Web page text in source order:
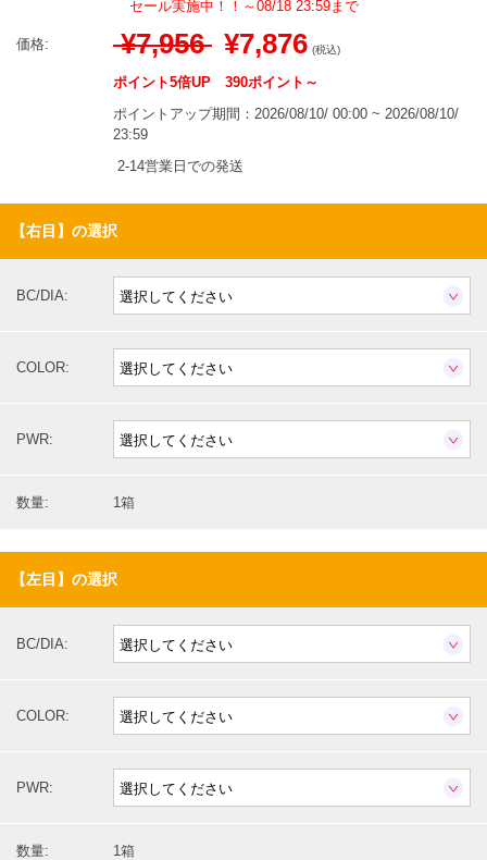
セール実施中！！～08/18 23:59まで
価格: ¥7,956 ¥7,876 (税込)
ポイント5倍UP 390ポイント～
ポイントアップ期間：2026/08/10/ 00:00 ~ 2026/08/10/
23:59
2-14営業日での発送
【右目】の選択
BC/DIA:
COLOR:
PWR:
数量: 1箱
【左目】の選択
BC/DIA:
COLOR:
PWR:
数量: 1箱